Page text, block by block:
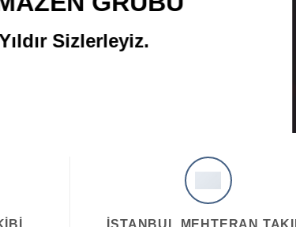
Sizlerleyiz.
İSTANBUL MEHTERAN